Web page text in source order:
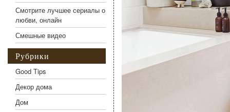
Смотрите лучшее сериалы о
любви, онлайн
Смешные видео
Рубрики
Good Tips
Декор дома
Дом